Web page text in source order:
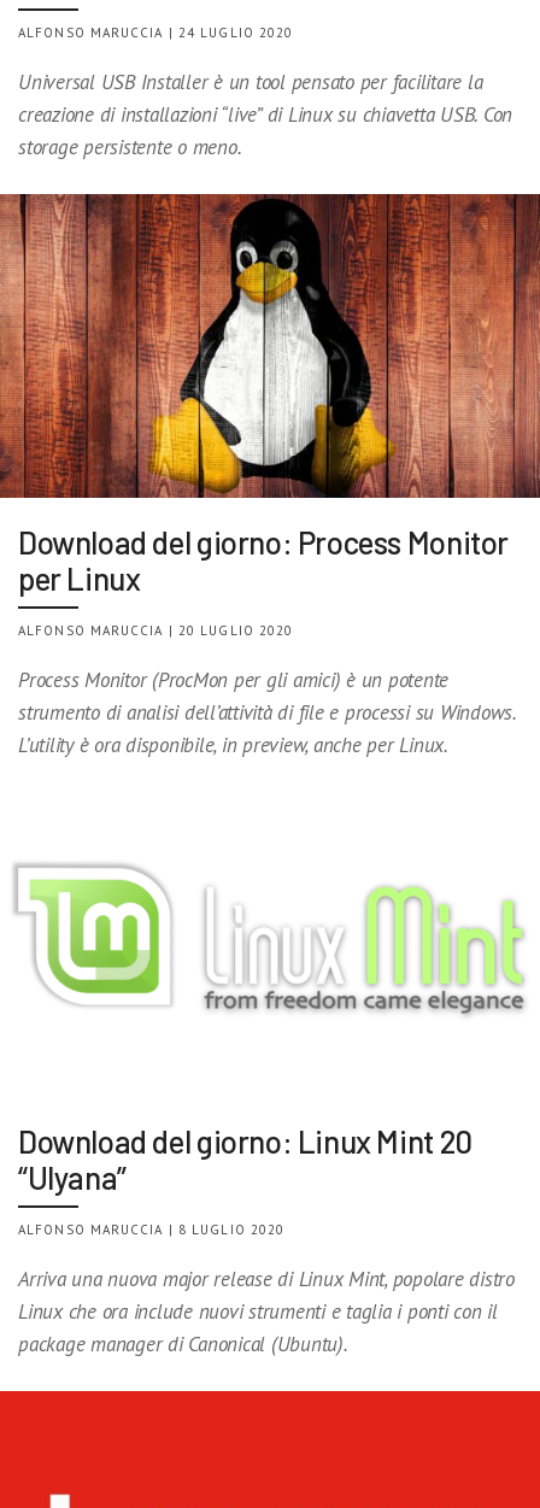
ALFONSO MARUCCIA | 24 LUGLIO 2020
Universal USB Installer è un tool pensato per facilitare la
creazione di installazioni “live” di Linux su chiavetta USB. Con
storage persistente o meno.
Download del giorno: Process Monitor
per Linux
ALFONSO MARUCCIA | 20 LUGLIO 2020
Process Monitor (ProcMon per gli amici) è un potente
strumento di analisi dell’attività di file e processi su Windows.
L’utility è ora disponibile, in preview, anche per Linux.
Download del giorno: Linux Mint 20
“Ulyana”
ALFONSO MARUCCIA | 8 LUGLIO 2020
Arriva una nuova major release di Linux Mint, popolare distro
Linux che ora include nuovi strumenti e taglia i ponti con il
package manager di Canonical (Ubuntu).